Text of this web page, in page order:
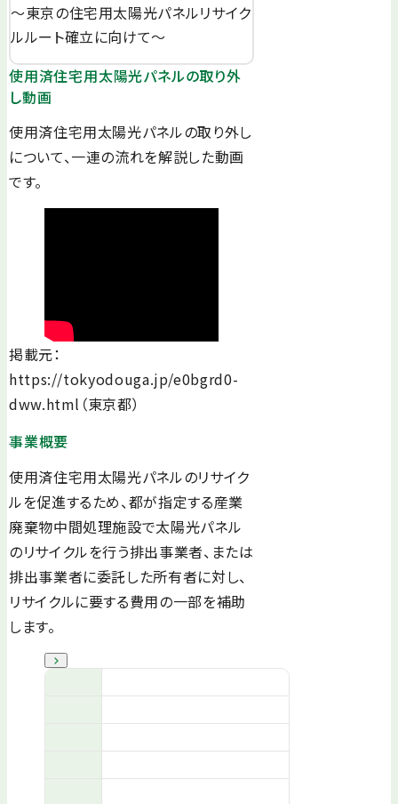
～東京の住宅用太陽光パネルリサイク
ルルート確立に向けて～
使用済住宅用太陽光パネルの取り外
し動画
使用済住宅用太陽光パネルの取り外し
について、一連の流れを解説した動画
です。
掲載元：
https://tokyodouga.jp/e0bgrd0-
dww.html（東京都）
事業概要
使用済住宅用太陽光パネルのリサイク
ルを促進するため、都が指定する産業
廃棄物中間処理施設で太陽光パネル
のリサイクルを行う排出事業者、または
排出事業者に委託した所有者に対し、
リサイクルに要する費用の一部を補助
します。